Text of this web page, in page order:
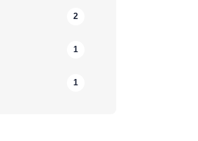
2
1
1